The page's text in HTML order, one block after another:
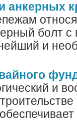
анкерных
болт с
и
и